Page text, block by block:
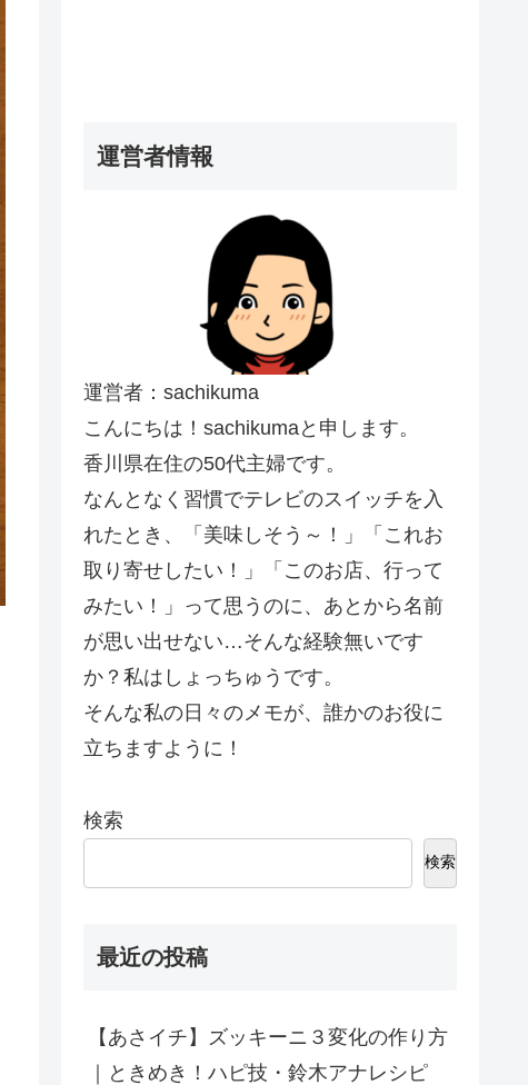
運営者情報
運営者：sachikuma
こんにちは！sachikumaと申します。
香川県在住の50代主婦です。
なんとなく習慣でテレビのスイッチを入
れたとき、「美味しそう～！」「これお
取り寄せしたい！」「このお店、行って
みたい！」って思うのに、あとから名前
が思い出せない…そんな経験無いです
か？私はしょっちゅうです。
そんな私の日々のメモが、誰かのお役に
立ちますように！
検索
検索
最近の投稿
【あさイチ】ズッキーニ３変化の作り方
｜ときめき！ハピ技・鈴木アナレシピ